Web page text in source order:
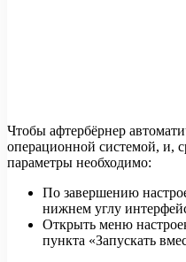
Чтобы афтербёрнер
операционной системой, и,
параметры необходимо:
По завершению
нижнем углу
Открыть меню
пункта «Запускать